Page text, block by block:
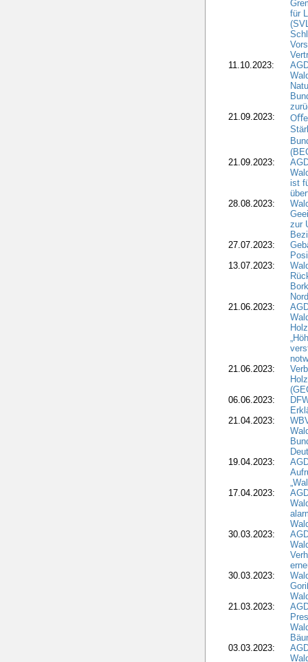
für
11.10.2023:
21.09.2023:
21.09.2023:
ist
28.08.2023:
zur
27.07.2023:
13.07.2023:
21.06.2023:
21.06.2023:
06.06.2023:
21.04.2023:
19.04.2023:
17.04.2023:
30.03.2023:
30.03.2023:
21.03.2023:
03.03.2023: